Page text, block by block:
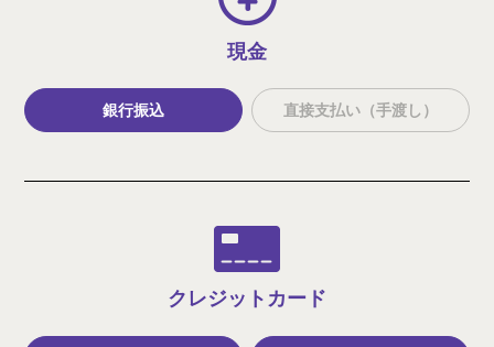
現金
銀行振込 直接支払い（手渡し）
クレジット カード